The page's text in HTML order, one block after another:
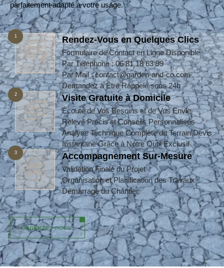
parfaitement adapté à votre usage.
1 Rendez-Vous en Quelques Clics
Formulaire de Contact en Ligne Disponible
Par Téléphone : 06 81 18 63 99
Par Mail : contact@garden-and-co.com
Demandez à Être Rappelé sous 24h
2 Visite Gratuite à Domicile
Écoute de Vos Besoins et de Vos Envie
Relevé Précis et Conseils Personnalisés
Analyse Technique Complète du Terrain Devis
Instantané Grâce à Notre Outil Exclusif
3 Accompagnement Sur-Mesure
Validation Finale du Projet
Organisation et Planification des Travaux
Démarrage du Chantier
Contactez-nous !